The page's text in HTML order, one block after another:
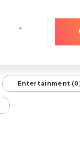
Entertainment